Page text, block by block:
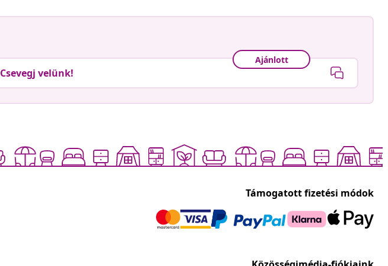
Ajánlott
Csevegj velünk!
Támogatott fizetési módok